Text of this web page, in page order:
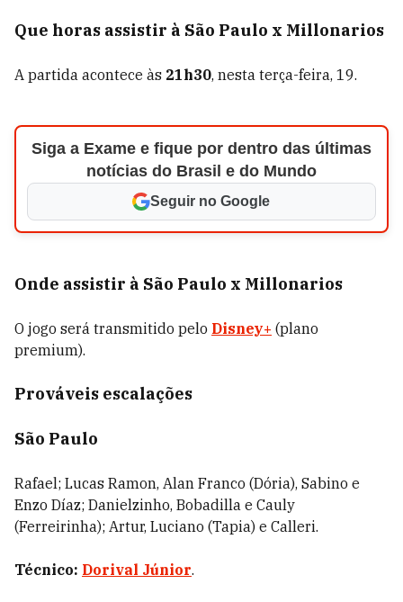
Que horas assistir à São Paulo x Millonarios
A partida acontece às 21h30, nesta terça-feira, 19.
Siga a Exame e fique por dentro das últimas
notícias do Brasil e do Mundo
Seguir no Google
Onde assistir à São Paulo x Millonarios
O jogo será transmitido pelo Disney+ (plano
premium).
Prováveis escalações
São Paulo
Rafael; Lucas Ramon, Alan Franco (Dória), Sabino e
Enzo Díaz; Danielzinho, Bobadilla e Cauly
(Ferreirinha); Artur, Luciano (Tapia) e Calleri.
Técnico: Dorival Júnior.